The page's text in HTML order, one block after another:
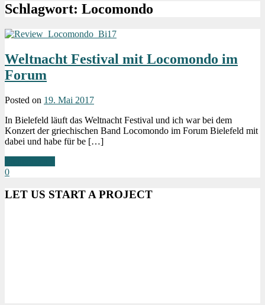
Schlagwort: Locomondo
Weltnacht Festival mit Locomondo im
Forum
Posted on 19. Mai 2017
In Bielefeld läuft das Weltnacht Festival und ich war bei dem
Konzert der griechischen Band Locomondo im Forum Bielefeld mit
dabei und habe für be […]
0
LET US START A PROJECT